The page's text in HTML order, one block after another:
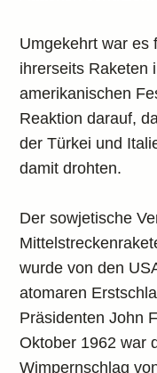
Umgekehrt war es
ihrerseits Raketen
amerikanischen
Reaktion darauf,
der Türkei und
damit drohten.
Der sowjetische
wurde von den
atomaren
Präsidenten John
Oktober 1962 war
Wimpernschlag